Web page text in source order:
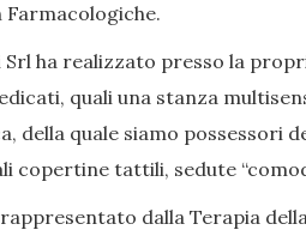
ha realizzato presso la
quali una stanza
della quale siamo
copertine tattili, sedute
dalla Terapia